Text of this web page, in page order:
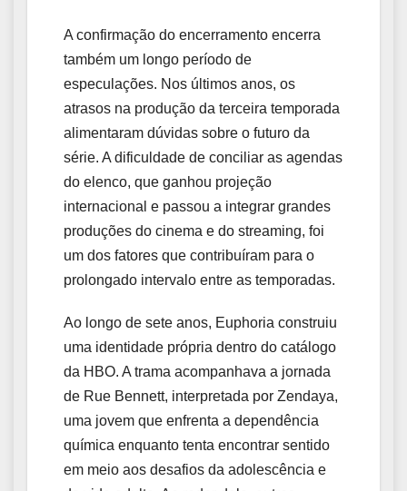
A confirmação do encerramento encerra
também um longo período de
especulações. Nos últimos anos, os
atrasos na produção da terceira temporada
alimentaram dúvidas sobre o futuro da
série. A dificuldade de conciliar as agendas
do elenco, que ganhou projeção
internacional e passou a integrar grandes
produções do cinema e do streaming, foi
um dos fatores que contribuíram para o
prolongado intervalo entre as temporadas.
Ao longo de sete anos, Euphoria construiu
uma identidade própria dentro do catálogo
da HBO. A trama acompanhava a jornada
de Rue Bennett, interpretada por Zendaya,
uma jovem que enfrenta a dependência
química enquanto tenta encontrar sentido
em meio aos desafios da adolescência e